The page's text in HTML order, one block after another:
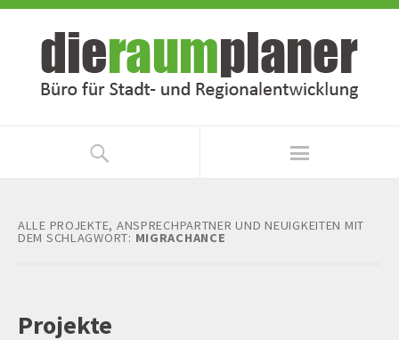
Zum
springen
Zur
springen
ALLE PROJEKTE, ANSPRECHPARTNER UND NEUIGKEITEN MIT
DEM SCHLAGWORT: MIGRACHANCE
Projekte